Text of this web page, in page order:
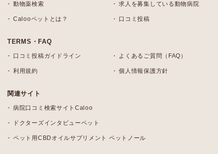
動物薬検索 求人を募集している動物病院
Calooペットとは？ 口コミ投稿
TERMS・FAQ
口コミ投稿ガイドライン よくあるご質問（FAQ）
利用規約 個人情報保護方針
関連サイト
病院口コミ検索サイトCaloo
ドクターズインタビューペット
ペット用CBDオイルサプリメント ペットノール